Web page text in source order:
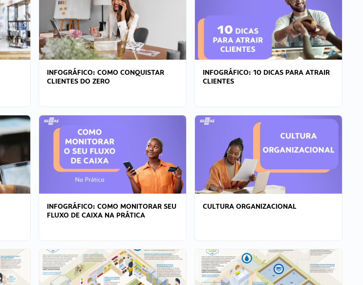
INFOGRÁFICO: COMO CONQUISTAR
CLIENTES DO ZERO
INFOGRÁFICO: 10 DICAS PARA ATRAIR
CLIENTES
INFOGRÁFICO: COMO MONITORAR SEU
FLUXO DE CAIXA NA PRÁTICA
CULTURA ORGANIZACIONAL